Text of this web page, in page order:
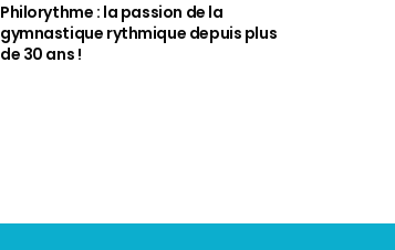
Philorythme : la passion de la
gymnastique rythmique depuis plus
de 30 ans !